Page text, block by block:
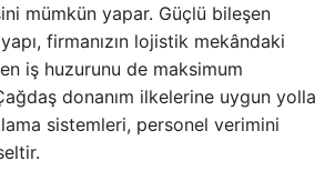
mümkün yapar. Güçlü bileşen
firmanızın lojistik mekândaki
iş huzurunu de maksimum
donanım ilkelerine uygun yolla
sistemleri, personel verimini